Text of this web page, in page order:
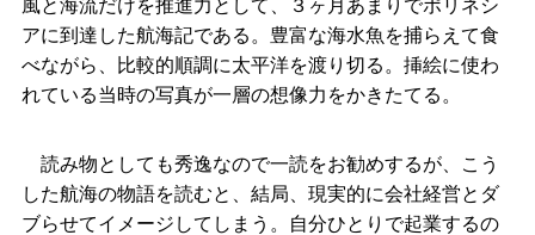
風と海流だけを推進力として、３ヶ月あまりでポリネシ
アに到達した航海記である。豊富な海水魚を捕らえて食
べながら、比較的順調に太平洋を渡り切る。挿絵に使わ
れている当時の写真が一層の想像力をかきたてる。
読み物としても秀逸なので一読をお勧めするが、こう
した航海の物語を読むと、結局、現実的に会社経営とダ
ブらせてイメージしてしまう。自分ひとりで起業するの